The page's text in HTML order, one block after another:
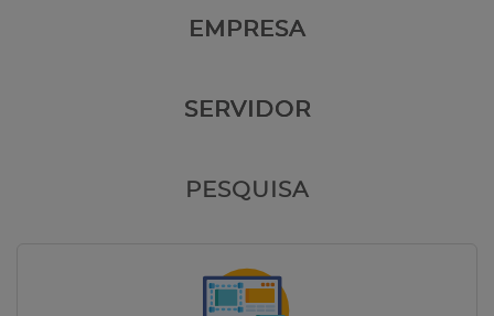
EMPRESA
SERVIDOR
PESQUISA